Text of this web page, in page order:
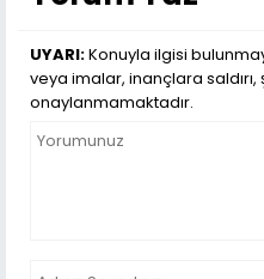
UYARI:Konuyla ilgisi
veya imalar, inançlara
onaylanmamaktadır.